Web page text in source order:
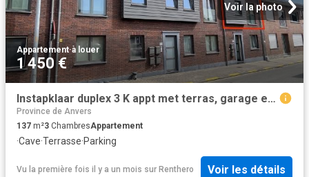
Voir la photo
Appartement·à louer
1 450 €
Instapklaar duplex 3 K appt met terras, garage en kelder!
Province de Anvers
137 m²3 ChambresAppartement
·Cave·Terrasse·Parking
Vu la première fois il y a un mois sur Renthero Voir les détails